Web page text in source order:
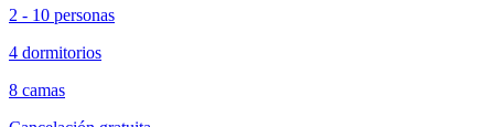
2 - 10 personas
4 dormitorios
8 camas